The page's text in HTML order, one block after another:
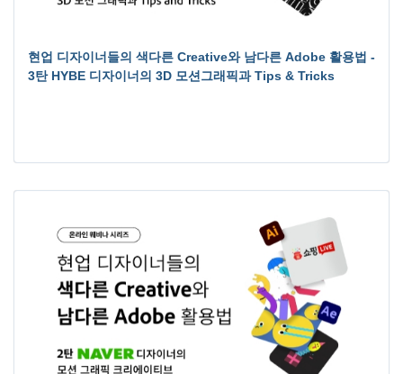
현업 디자이너들의 색다른 Creative와 남다른 Adobe 활용법 -
3탄 HYBE 디자이너의 3D 모션그래픽과 Tips & Tricks